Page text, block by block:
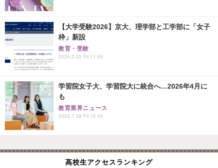
【大学受験2026】京大、理学部と工学部に「女子
枠」新設
教育・受験
2024.3.22 Fri 11:45
学習院女子大、学習院大に統合へ…2026年4月に
も
教育業界ニュース
2023.7.28 Fri 10:45
高校生アクセスランキング